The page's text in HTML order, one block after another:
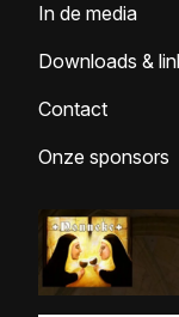
In de media
Downloads &
Contact
Onze sponsors